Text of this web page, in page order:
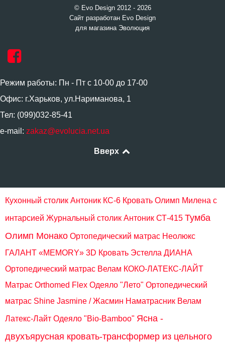
© Evo Design 2012 - 2026
Сайт разработан Evo Design
для магазина Эволюция
Режим работы: Пн - Пт с 10-00 до 17-00
Офис: г.Харьков, ул.Нариманова, 1
Тел: (099)032-85-41
e-mail: zakaz@evolucia.net.ua
Вверх
Кухонный столик Антоник КС-6 Кровать Олимп Милена с
интарсией Журнальный столик Антоник СТ-415 Тумба
Олимп Монако Ортопедический матрас Неолюкс
ГАЛАНТ «MEMORY» 3D Кровать Эстелла ДИАНА
Ортопедический матрас Велам КОКО-ЛАТЕКС-ЛАЙТ
Матрас Orthomed Flex Одеяло "Лето" Ортопедический
матрас Shine Jasmine / Жасмин Наматрасник Велам
Латекс-Лайт Одеяло "Bio-Bamboo" Ясна -
двухъярусная кровать-трансформер из цельного